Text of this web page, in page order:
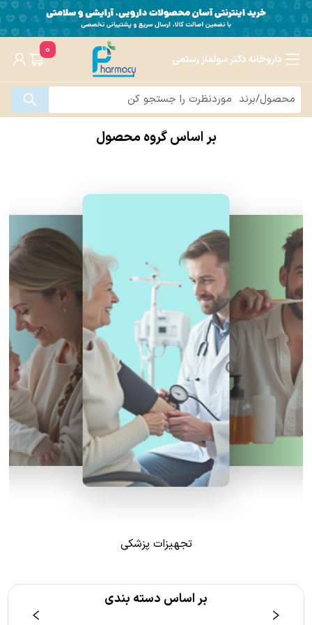
داروخانه دکتر سولماز رستمی
0
بر اساس گروه محصول
تجهیزات پزشکی
بر اساس دسته بندی